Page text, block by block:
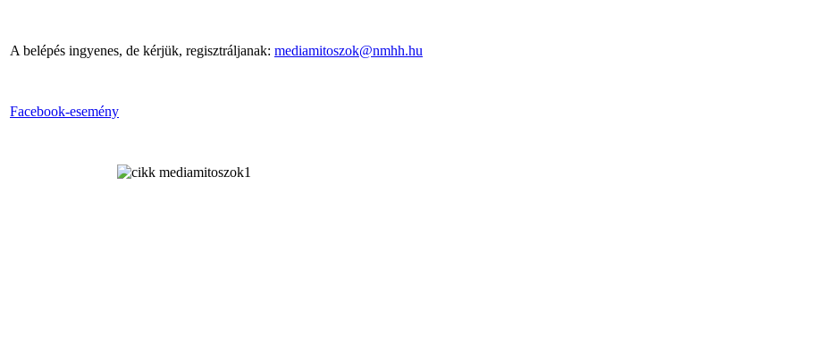
A belépés ingyenes, de kérjük, regisztráljanak: mediamitoszok@nmhh.hu
Facebook-esemény